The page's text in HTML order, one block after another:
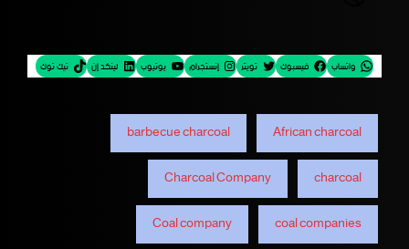
واتساب فيسبوك تويتر إنستجرام يوتيوب لينكد إن تيك توك
African charcoal
barbecue charcoal
charcoal
Charcoal Company
coal companies
Coal company